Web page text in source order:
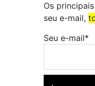
Os
seu e-mail,
Seu e-mail*